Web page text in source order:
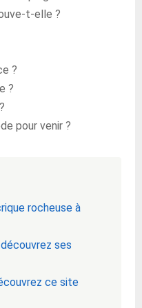
t-elle ?
?
?
pour venir ?
rocheuse à
ses
ce site